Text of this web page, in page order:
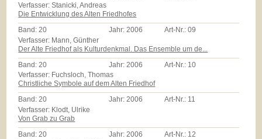
Verfasser: Stanicki, Andreas
Die Entwicklung des Alten Friedhofes
Band:20 Jahr:2006 Art-Nr.:09
Verfasser: Mann, Günther
Der Alte Friedhof als Kulturdenkmal. Das Ensemble um de...
Band:20 Jahr:2006 Art-Nr.: 10
Verfasser: Fuchsloch, Thomas
Christliche Symbole auf dem Alten Friedhof
Band:20 Jahr:2006 Art-Nr.: 11
Verfasser: Klodt, Ulrike
Von Grab zu Grab
Band: 20 Jahr: 2006 Art-Nr.: 12